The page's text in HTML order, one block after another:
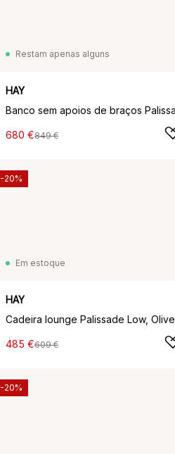
Restam apenas alguns
HAY
680 €849 €
Em estoque
HAY
Cadeira lounge Palissade Low, Olive
485 €609 €
-20%
-20%